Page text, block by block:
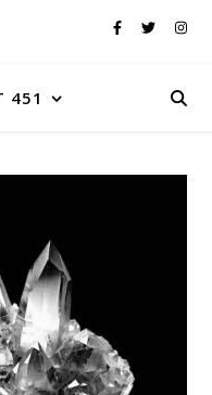
451